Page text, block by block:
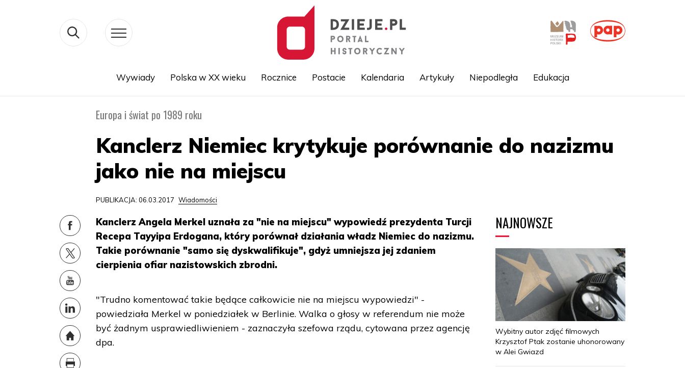
treści
Wywiady Polska w XX wieku Rocznice Postacie Kalendaria Artykuły Niepodległa Edukacja
Europa i świat po 1989 roku
Kanclerz Niemiec krytykuje porównanie do nazizmu
jako nie na miejscu
PUBLIKACJA: 06.03.2017 Wiadomości
Kanclerz Angela Merkel uznała za "nie na miejscu" wypowiedź prezydenta Turcji
Recepa Tayyipa Erdogana, który porównał działania władz Niemiec do nazizmu.
Takie porównanie "samo się dyskwalifikuje", gdyż umniejsza jej zdaniem
cierpienia ofiar nazistowskich zbrodni.
"Trudno komentować takie będące całkowicie nie na miejscu wypowiedzi" -
powiedziała Merkel w poniedziałek w Berlinie. Walka o głosy w referendum nie może
być żadnym usprawiedliwieniem - zaznaczyła szefowa rządu, cytowana przez agencję
dpa.
NAJNOWSZE
Wybitny autor zdjęć filmowych
Krzysztof Ptak zostanie uhonorowany
w Alei Gwiazd